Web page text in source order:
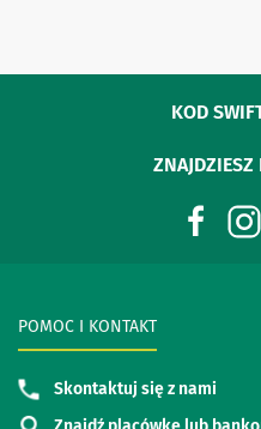
KOD
ZNAJDZIESZ
POMOC I KONTAKT
Skontaktuj się z nami